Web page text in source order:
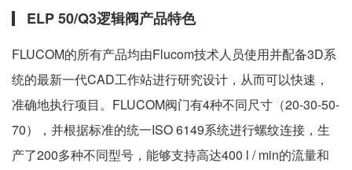
ELP 50/Q3逻辑阀产品特色
FLUCOM的所有产品均由Flucom技术人员使用并配备3D系
统的最新一代CAD工作站进行研究设计，从而可以快速，
准确地执行项目。FLUCOM阀门有4种不同尺寸（20-30-50-
70），并根据标准的统一ISO 6149系统进行螺纹连接，生
产了200多种不同型号，能够支持高达400 l / min的流量和